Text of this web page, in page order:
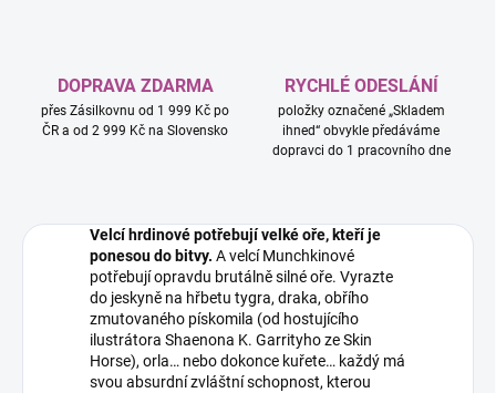
DOPRAVA ZDARMA
přes Zásilkovnu od 1 999 Kč po
ČR a od 2 999 Kč na Slovensko
RYCHLÉ ODESLÁNÍ
položky označené „Skladem
ihned“ obvykle předáváme
dopravci do 1 pracovního dne
Velcí hrdinové potřebují velké oře, kteří je
ponesou do bitvy. A velcí Munchkinové
potřebují opravdu brutálně silné oře. Vyrazte
do jeskyně na hřbetu tygra, draka, obřího
zmutovaného pískomila (od hostujícího
ilustrátora Shaenona K. Garrityho ze Skin
Horse), orla… nebo dokonce kuřete… každý má
svou absurdní zvláštní schopnost, kterou